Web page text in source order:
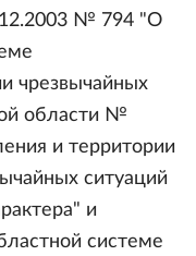
№ 794 "О
чрезвычайных
области №
и территории
ситуаций
и
системе